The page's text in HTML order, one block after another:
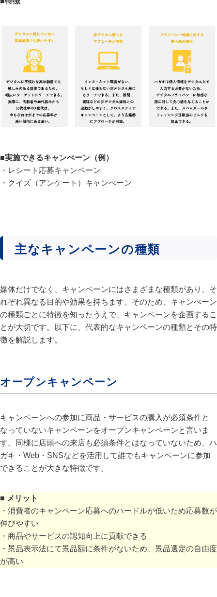
■実施できるキャンぺーン（例）
・レシート応募キャンペーン
・クイズ（アンケート）キャンぺーン
主なキャンペーンの種類
媒体だけでなく、キャンペーンにはさまざまな種類があり、そ
れぞれ異なる目的や効果を持ちます。そのため、キャンぺーン
の種類ごとに特徴を知ったうえで、キャンペーンを企画するこ
とが大切です。以下に、代表的なキャンペーンの種類とその特
徴を解説します。
オープンキャンペーン
キャンペーンへの参加に商品・サービスの購入が必須条件と
なっていないキャンペーンをオープンキャンペーンと言いま
す。同様に店頭への来店も必須条件とはなっていないため、ハ
ガキ・Web・SNSなどを活用して誰でもキャンペーンに参加
できることが大きな特徴です。
■ メリット
・消費者のキャンペーン応募へのハードルが低いため応募数が
伸びやすい
・商品やサービスの認知向上に貢献できる
・景品表示法にて景品額に条件がないため、景品選定の自由度
が高い